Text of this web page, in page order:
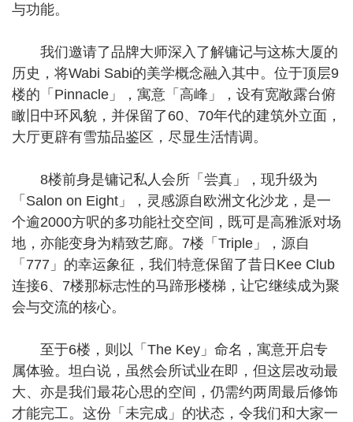
与功能。
我们邀请了品牌大师深入了解镛记与这栋大厦的
历史，将Wabi Sabi的美学概念融入其中。位于顶层9
楼的「Pinnacle」，寓意「高峰」，设有宽敞露台俯
瞰旧中环风貌，并保留了60、70年代的建筑外立面，
大厅更辟有雪茄品鉴区，尽显生活情调。
8楼前身是镛记私人会所「尝真」，现升级为
「Salon on Eight」，灵感源自欧洲文化沙龙，是一
个逾2000方呎的多功能社交空间，既可是高雅派对场
地，亦能变身为精致艺廊。7楼「Triple」，源自
「777」的幸运象征，我们特意保留了昔日Kee Club
连接6、7楼那标志性的马蹄形楼梯，让它继续成为聚
会与交流的核心。
至于6楼，则以「The Key」命名，寓意开启专
属体验。坦白说，虽然会所试业在即，但这层改动最
大、亦是我们最花心思的空间，仍需约两周最后修饰
才能完工。这份「未完成」的状态，令我们和大家一